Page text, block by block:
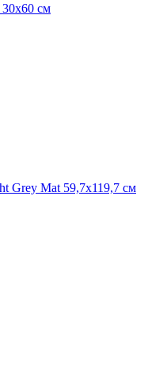
30x60 см
Grey Mat 59,7x119,7 см